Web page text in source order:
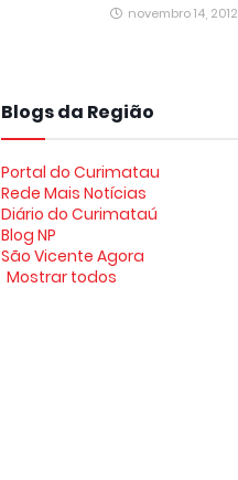
novembro 14, 2012
Blogs da Região
Portal do Curimatau
Rede Mais Notícias
Diário do Curimataú
Blog NP
São Vicente Agora
Mostrar todos